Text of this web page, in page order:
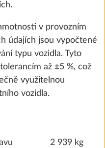
v provozním
údajích jsou vypočtené
typu vozidla. Tyto
až ±5 %, což
využitelnou
vozidla.
2 939 kg